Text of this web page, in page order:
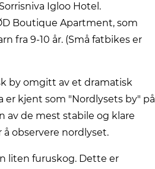
Igloo Hotel.
Boutique Apartment, som
fra 9-10 år. (Små fatbikes er
by omgitt av et dramatisk
er kjent som "Nordlysets by" på
av de mest stabile og klare
observere nordlyset.
liten furuskog. Dette er